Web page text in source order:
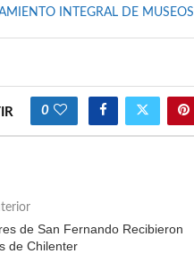
INTEGRAL DE MUSEOS
0
de San Fernando Recibieron
de Chilenter